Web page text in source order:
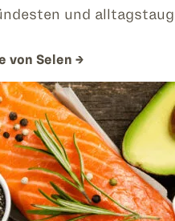
und
von Selen →